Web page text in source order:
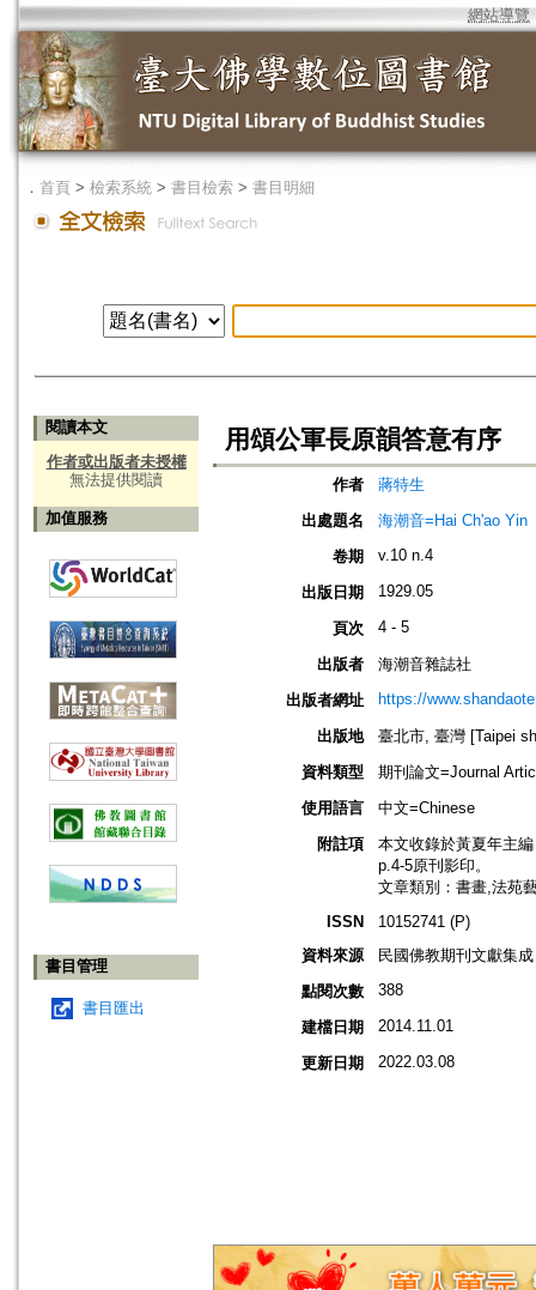
網站導覽
． 首頁 > 檢索系統 > 書目檢索 > 書目明細
閱讀本文
作者或出版者未授權
無法提供閱讀
加值服務
書目管理
書目匯出
用頌公軍長原韻答意有序
作者
蔣特生
出處題名
海潮音=Hai Ch'ao Yin
卷期
v.10 n.4
出版日期 1929.05
頁次 4 - 5
出版者
海潮音雜誌社
出版者網址
https://
出版地
臺北市, 臺灣 [Taipei
資料類型
期刊論文=Journal
使用語言
中文=Chinese
附註項
本文收錄於黃夏年主
p.4-5原刊影印。
文章類別：書畫,法苑
ISSN
10152741 (P)
資料來源
民國佛教期刊文獻集
點閱次數
388
建檔日期 2014.11.01
更新日期 2022.03.08